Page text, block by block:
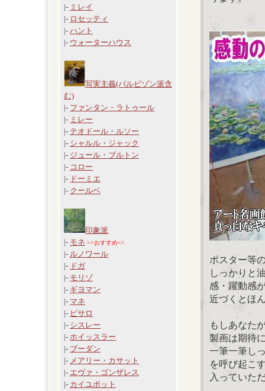
|- ミレイ
|- ロセッティ
|- ハント
|- ウォーターハウス
写実主義(バルビゾン派含
む)
|- ファンタン・ラトゥール
|- ミレー
|- テオドール・ルソー
|- シャルル・ジャック
|- ジュール・ブルトン
|- コロー
|- ドーミエ
|- クールベ
印象派
|- モネ >>おすすめ<<
|- ルノワール
|- ドガ
|- モリゾ
|- ギヨマン
|- マネ
|- ピサロ
|- シスレー
|- ホイッスラー
|- ブーダン
|- メアリー・カサット
|- エヴァ・ゴンザレス
|- カイユボット
ポスター等
しっかりと
感・躍動感
近づくとほ
もしあなた
製画は期待
一筆一筆し
を呼び起こ
入っていた